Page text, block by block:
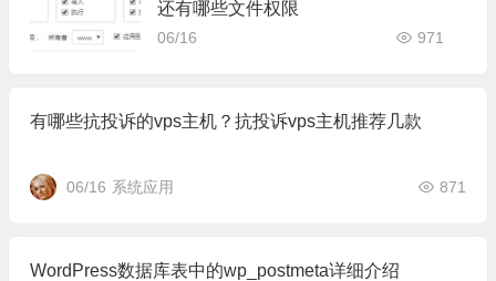
还有哪些文件权限
06/16 971
有哪些抗投诉的vps主机？抗投诉vps主机推荐几款
06/16 系统应用 871
WordPress数据库表中的wp_postmeta详细介绍